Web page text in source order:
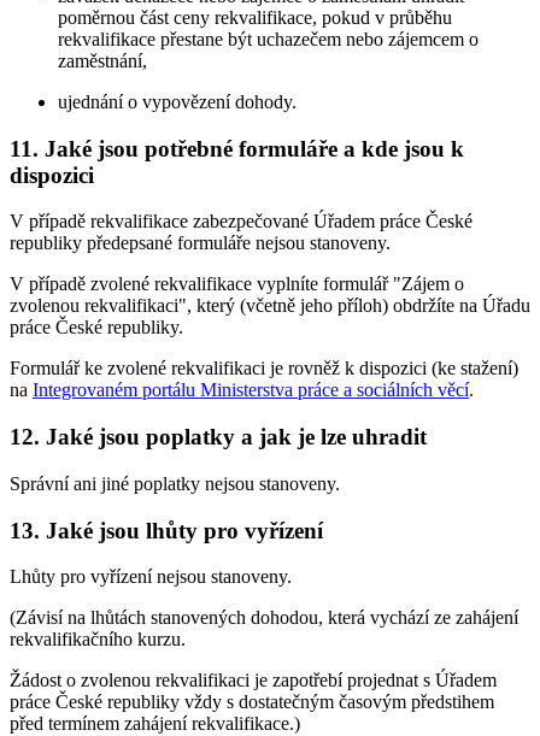
poměrnou část ceny rekvalifikace, pokud v průběhu
rekvalifikace přestane být uchazečem nebo zájemcem o
zaměstnání,
ujednání o vypovězení dohody.
11. Jaké jsou potřebné formuláře a kde jsou k
dispozici
V případě rekvalifikace zabezpečované Úřadem práce České
republiky předepsané formuláře nejsou stanoveny.
V případě zvolené rekvalifikace vyplníte formulář "Zájem o
zvolenou rekvalifikaci", který (včetně jeho příloh) obdržíte na Úřadu
práce České republiky.
Formulář ke zvolené rekvalifikaci je rovněž k dispozici (ke stažení)
na Integrovaném portálu Ministerstva práce a sociálních věcí.
12. Jaké jsou poplatky a jak je lze uhradit
Správní ani jiné poplatky nejsou stanoveny.
13. Jaké jsou lhůty pro vyřízení
Lhůty pro vyřízení nejsou stanoveny.
(Závisí na lhůtách stanovených dohodou, která vychází ze zahájení
rekvalifikačního kurzu.
Žádost o zvolenou rekvalifikaci je zapotřebí projednat s Úřadem
práce České republiky vždy s dostatečným časovým předstihem
před termínem zahájení rekvalifikace.)